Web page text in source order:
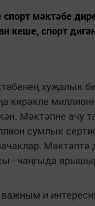
спорт мәктәбе
кеше, спорт
хуҗалык
кирәкле
Мәктәпне ачу
сумлык
- чаңгыда
и